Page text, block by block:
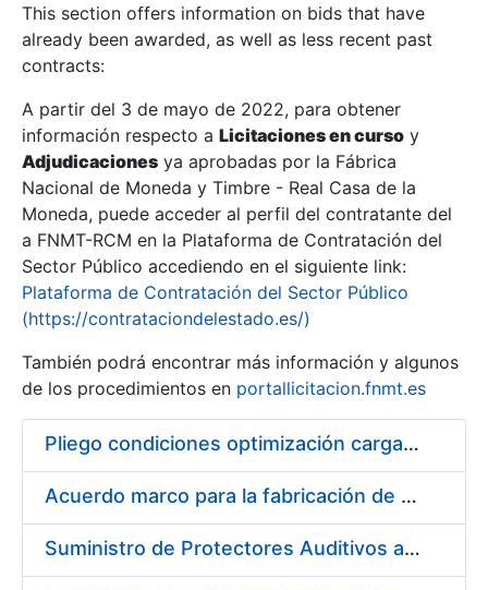
Show/Hide
Show/Hide
Show/Hide
This section offers information on bids that have
already been awarded, as well as less recent past
contracts:
A partir del 3 de mayo de 2022, para obtener
información respecto a Licitaciones en curso y
Adjudicaciones ya aprobadas por la Fábrica
Nacional de Moneda y Timbre - Real Casa de la
Moneda, puede acceder al perfil del contratante del
a FNMT-RCM en la Plataforma de Contratación del
Sector Público accediendo en el siguiente link:
Plataforma de Contratación del Sector Público
(https://contrataciondelestado.es/)
También podrá encontrar más información y algunos
de los procedimientos en portallicitacion.fnmt.es
Pliego condiciones optimización cargas compras firmado
Acuerdo marco para la fabricación de piezas
Suministro de Protectores Auditivos a medida para las personas trabajadoras de los Centros de Trabajo de Madrid y Burgos